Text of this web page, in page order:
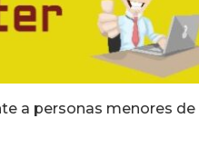
a personas menores de